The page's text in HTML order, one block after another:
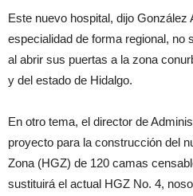
Este nuevo hospital, dijo González
especialidad de forma regional, no
al abrir sus puertas a la zona
y del estado de Hidalgo.
En otro tema, el director de
proyecto para la construcción del
Zona (HGZ) de 120 camas
sustituirá el actual HGZ No. 4,